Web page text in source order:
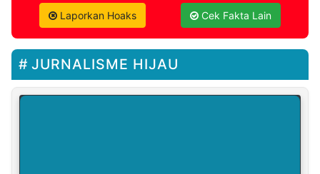
Laporkan Hoaks Cek Fakta Lain
JURNALISME HIJAU